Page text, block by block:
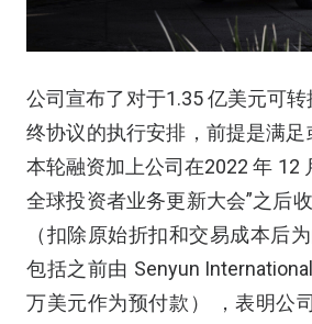
公司宣布了对于1.35 亿美元可
终协议的执行安排，前提是满足
本轮融资加上公司在2022 年 12
全球投资者业务更新大会”之后
（扣除原始折扣和交易成本后
包括之前由 Senyun
万美元作为预付款） ，表明公